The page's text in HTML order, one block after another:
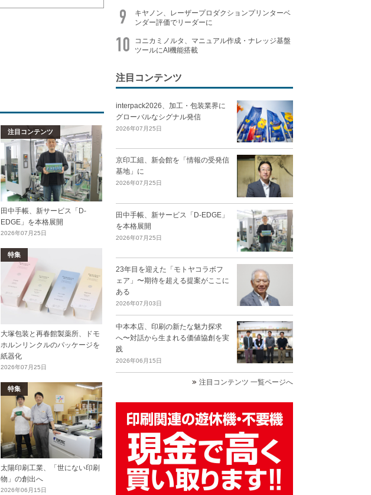
注目コンテンツ
田中手帳、新サービス「D-
EDGE」を本格展開
2026年07月25日
特集
大塚包装と再春館製薬所、ドモ
ホルンリンクルのパッケージを
紙器化
2026年07月25日
特集
太陽印刷工業、「世にない印刷
物」の創出へ
2026年06月15日
キヤノン、レーザープロダクションプリンターベ
ンダー評価でリーダーに
コニカミノルタ、マニュアル作成・ナレッジ基盤
ツールにAI機能搭載
注目コンテンツ
interpack2026、加工・包装業界に
グローバルなシグナル発信
2026年07月25日
京印工組、新会館を「情報の受発信
基地」に
2026年07月25日
田中手帳、新サービス「D-EDGE」
を本格展開
2026年07月25日
23年目を迎えた「モトヤコラボフ
ェア」〜期待を超える提案がここに
ある
2026年07月03日
中本本店、印刷の新たな魅力探求
へ〜対話から生まれる価値協創を実
践
2026年06月15日
注目コンテンツ 一覧ページへ